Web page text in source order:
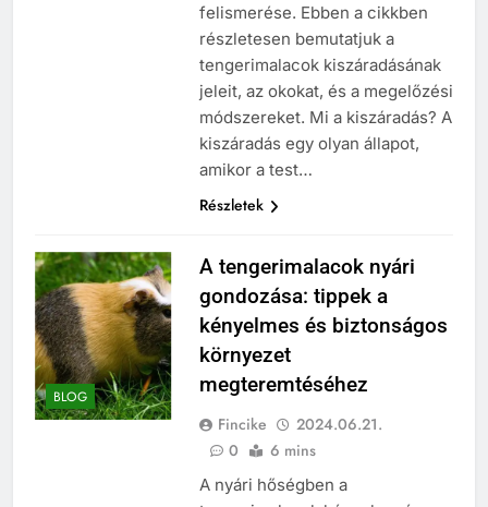
felismerése. Ebben a cikkben
részletesen bemutatjuk a
tengerimalacok kiszáradásának
jeleit, az okokat, és a megelőzési
módszereket. Mi a kiszáradás? A
kiszáradás egy olyan állapot,
amikor a test…
Részletek
BLOG
A tengerimalacok nyári
gondozása: tippek a
kényelmes és biztonságos
környezet
megteremtéséhez
Fincike
2024.06.21.
0
6 mins
A nyári hőségben a